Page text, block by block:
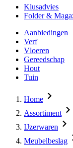
Klusadvies
Folder &
Aanbiedingen
Verf
Vloeren
Gereedschap
Hout
Tuin
Home
Assortiment
IJzerwaren
Meubelbeslag